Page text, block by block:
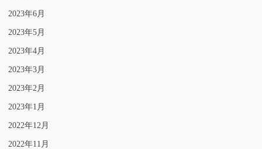
2023年6月
2023年5月
2023年4月
2023年3月
2023年2月
2023年1月
2022年12月
2022年11月